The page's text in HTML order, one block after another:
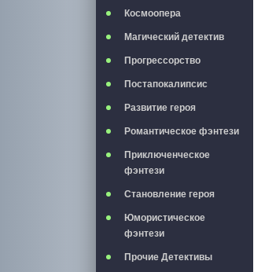
Космоопера
Магический детектив
Прогрессорство
Постапокалипсис
Развитие героя
Романтическое фэнтези
Приключенческое
фэнтези
Становление героя
Юмористическое
фэнтези
Прочие Детективы